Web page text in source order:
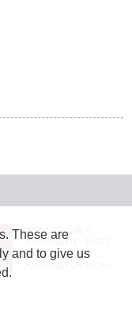
JASRAC許諾番号：
9024936001Y45037
JASRAC許諾番号：
These are
and to give us